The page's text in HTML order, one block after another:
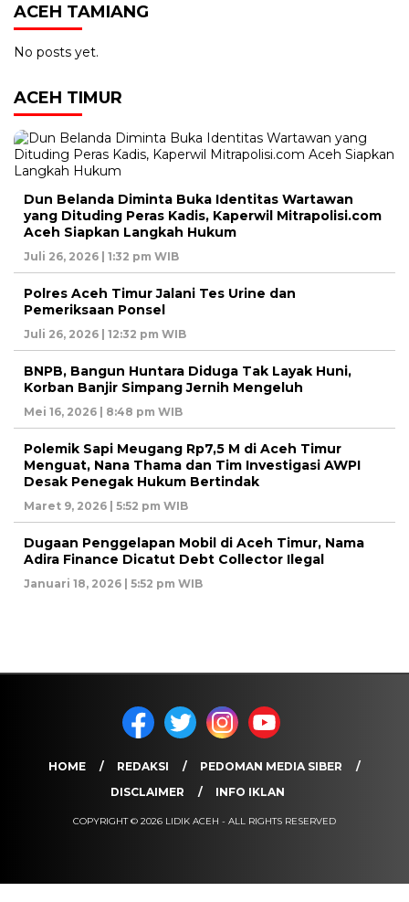
ACEH TAMIANG
No posts yet.
ACEH TIMUR
Dun Belanda Diminta Buka Identitas Wartawan
yang Dituding Peras Kadis, Kaperwil Mitrapolisi.com
Aceh Siapkan Langkah Hukum
Juli 26, 2026 | 1:32 pm WIB
Polres Aceh Timur Jalani Tes Urine dan
Pemeriksaan Ponsel
Juli 26, 2026 | 12:32 pm WIB
BNPB, Bangun Huntara Diduga Tak Layak Huni,
Korban Banjir Simpang Jernih Mengeluh
Mei 16, 2026 | 8:48 pm WIB
Polemik Sapi Meugang Rp7,5 M di Aceh Timur
Menguat, Nana Thama dan Tim Investigasi AWPI
Desak Penegak Hukum Bertindak
Maret 9, 2026 | 5:52 pm WIB
Dugaan Penggelapan Mobil di Aceh Timur, Nama
Adira Finance Dicatut Debt Collector Ilegal
Januari 18, 2026 | 5:52 pm WIB
HOME REDAKSI
PEDOMAN MEDIA SIBER
DISCLAIMER
INFO IKLAN
COPYRIGHT © 2026 LIDIK ACEH - ALL RIGHTS RESERVED